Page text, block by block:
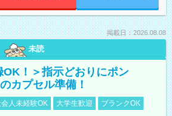
掲載日：2026.08.08
未読
OK！＞指示どおりにポン
カプセル準備！
人未経験OK 大学生歓迎
ブランクOK